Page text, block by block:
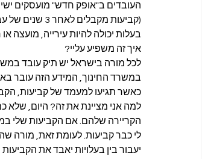
העובדים ב"אופק חדש" מועסקים
(קביעות
בעלות יכולה להיות עירייה, מועצה
איך זה משפיע עליי?
לכל מורה בישראל יש תיק עובד
במשרד החינוך, המידע הזה עובר
כאשר תגיעו למעמד של קביעות,
למה אני מציינת את זה? היום, שלא
הקריירה שלהם. אם הקביעות שלי
לי כבר קביעות. לעומת זאת, מורה
יעבור בין בעלויות יאבד את